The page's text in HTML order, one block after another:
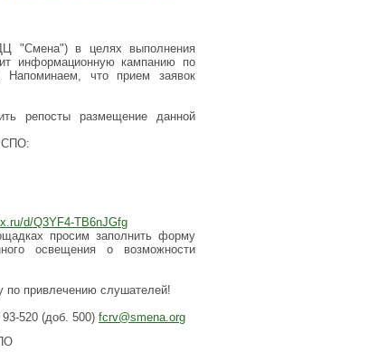
"Смена") в целях выполнения
информационную кампанию по
Напоминаем, что прием заявок
репосты размещение данной
СПО:
d/Q3YF4-TB6nJGfg
просим заполнить форму
освещения о возможности
по привлечению слушателей!
520 (доб. 500) fcrv@smena.org